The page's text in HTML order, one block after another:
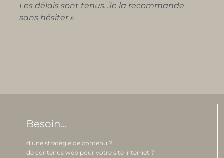
Les délais sont tenus. Je la recommande
sans hésiter »
Besoin...
d’une stratégie de contenu ?
de contenus web pour votre site internet ?